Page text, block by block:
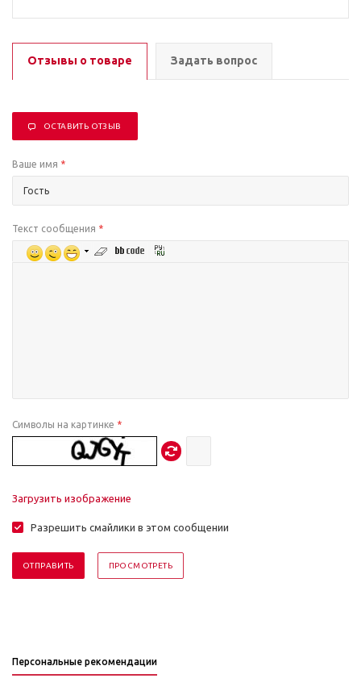
Отзывы о товаре Задать вопрос
ОСТАВИТЬ ОТЗЫВ
Ваше имя *
Текст сообщения *
Символы на картинке *
Загрузить изображение
Разрешить смайлики в этом сообщении
Персональные рекомендации